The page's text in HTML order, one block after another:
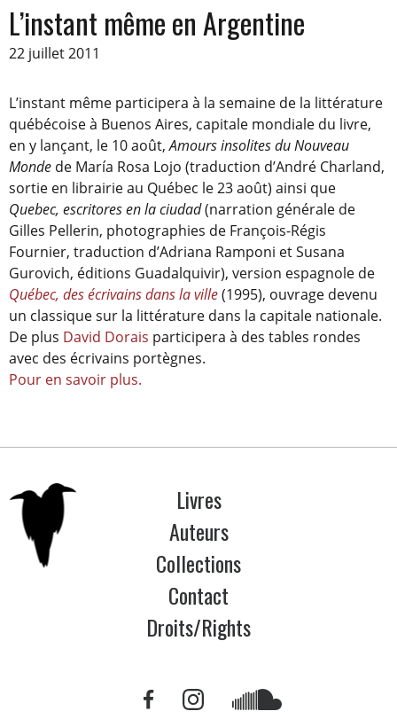
L’instant même en Argentine
22 juillet 2011
L’instant même participera à la semaine de la littérature
québécoise à Buenos Aires, capitale mondiale du livre,
en y lançant, le 10 août,Amours insolites du Nouveau
Monde de María Rosa Lojo (traduction d’André Charland,
sortie en librairie au Québec le 23 août) ainsi que
Quebec, escritores en la ciudad(narration générale de
Gilles Pellerin, photographies de François-Régis
Fournier, traduction d’Adriana Ramponi et Susana
Gurovich, éditions Guadalquivir), version espagnole de
Québec, des écrivains dans la ville(1995), ouvrage devenu
un classique sur la littérature dans la capitale nationale.
De plus David Dorais participera à des tables rondes
avec des écrivains portègnes.
Pour en savoir plus.
Livres
Auteurs
Collections
Contact
Droits/Rights
Lien
Lien
Lien